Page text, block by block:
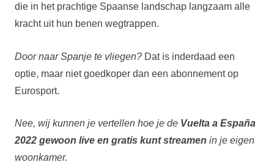
die in het prachtige Spaanse landschap langzaam alle
kracht uit hun benen wegtrappen.
Door naar Spanje te vliegen?Dat is inderdaad een
optie, maar niet goedkoper dan een abonnement op
Eurosport.
Nee, wij kunnen je vertellen hoe je de Vuelta a España
2022 gewoon live en gratis kunt streamen in je eigen
woonkamer.